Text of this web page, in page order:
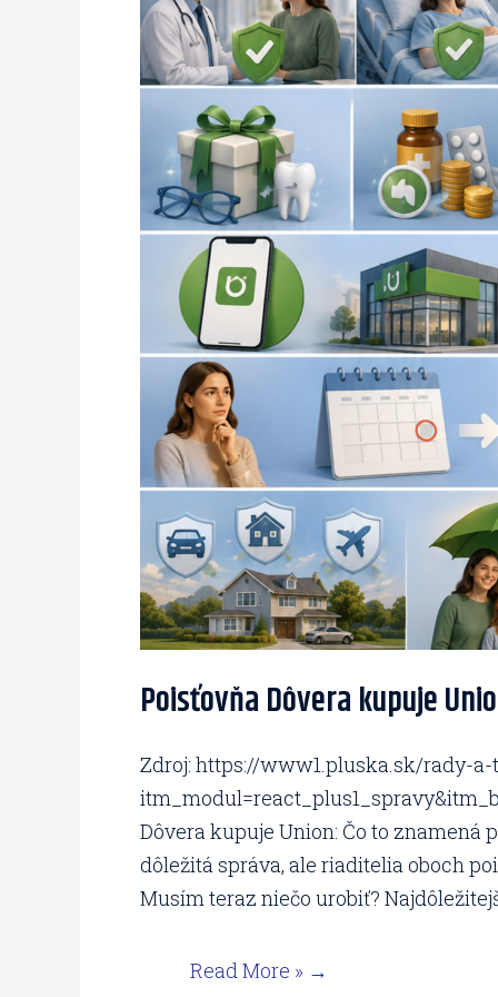
Poisťovňa Dôvera kupuje
Zdroj: https://www1.pluska.sk/rady-
Dôvera kupuje Union: Čo to znamená
dôležitá správa, ale riaditelia oboch
Musím teraz niečo urobiť?
Read More »